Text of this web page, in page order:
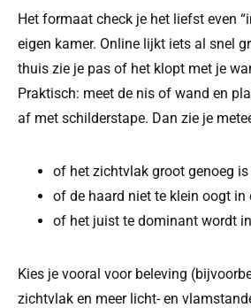
Het formaat check je het liefst even
eigen kamer. Online lijkt iets al snel
thuis zie je pas of het klopt met je
Praktisch: meet de nis of wand en
af met schilderstape. Dan zie je
of het zichtvlak groot genoeg
of de haard niet te klein oogt in
of het juist te dominant wordt
Kies je vooral voor beleving
zichtvlak en meer licht- en